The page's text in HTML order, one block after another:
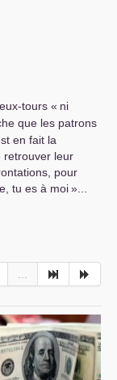
tours « ni
que les patrons
en fait la
retrouver leur
pour
tu es à moi»...